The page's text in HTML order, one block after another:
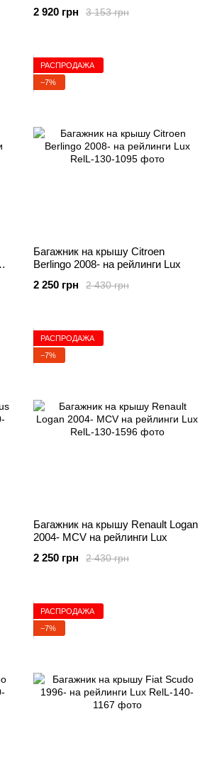
3 153 грн
2 920 грн
РАСПРОДАЖА
−7%
Багажник на крышу Citroen
Berlingo 2008- на рейлинги Lux
2 430 грн
2 250 грн
РАСПРОДАЖА
−7%
Багажник на крышу Renault Logan
2004- MCV на рейлинги Lux
2 430 грн
2 250 грн
РАСПРОДАЖА
−7%